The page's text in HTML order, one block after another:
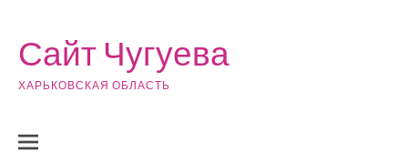
Сайт Чугуева
ХАРЬКОВСКАЯ ОБЛАСТЬ